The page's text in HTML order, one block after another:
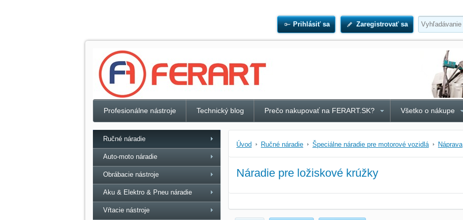
Prihlásiť sa Zaregistrovať sa
Profesionálne nástroje Technický blog Prečo nakupovať na FERART.SK? Všetko o nákupe
Úvod Ručné náradie Špeciálne náradie pre motorové vozidlá Náprava
Náradie pre ložiskové krúžky
Ručné náradie
Auto-moto náradie
Obrábacie nástroje
Aku & Elektro & Pneu náradie
Vŕtacie nástroje